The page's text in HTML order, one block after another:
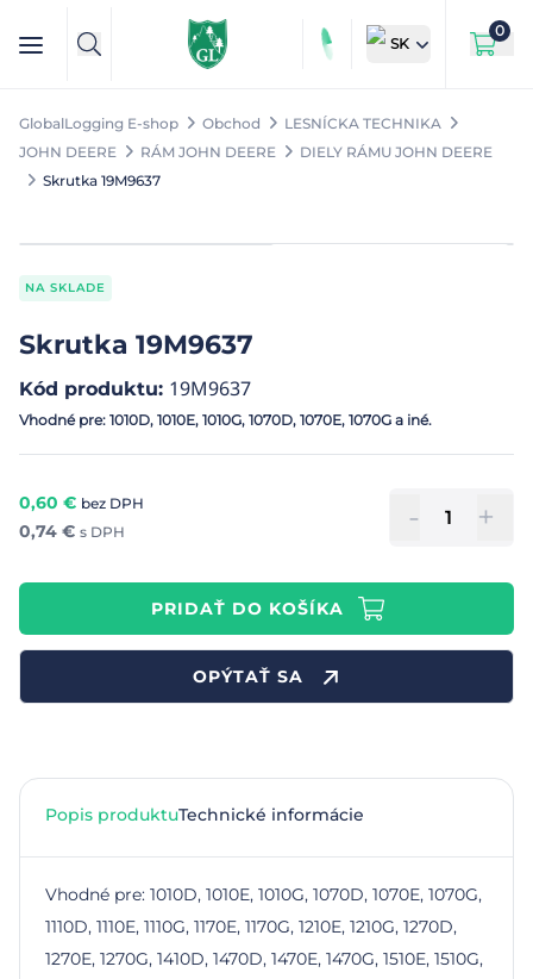
SK
0
GlobalLogging E-shop Obchod
LESNÍCKA TECHNIKA
JOHN DEERE
RÁM JOHN DEERE
DIELY RÁMU JOHN DEERE
Skrutka 19M9637
NA SKLADE
Skrutka 19M9637
Kód produktu: 19M9637
Vhodné pre: 1010D, 1010E, 1010G, 1070D, 1070E, 1070G a iné.
0,60 € bez DPH
0,74 € s DPH - +
PRIDAŤ DO KOŠÍKA
OPÝTAŤ SA
Popis produktuTechnické informácie
Vhodné pre: 1010D, 1010E, 1010G, 1070D, 1070E, 1070G,
1110D, 1110E, 1110G, 1170E, 1170G, 1210E, 1210G, 1270D,
1270E, 1270G, 1410D, 1470D, 1470E, 1470G, 1510E, 1510G,